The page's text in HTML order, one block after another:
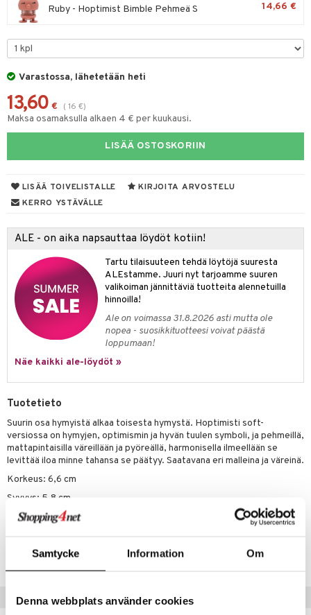
Samtycke Information Om
Denna webbplats använder cookies
Ruby - Hoptimist Bimble Pehmeä S 14,66 €
Varastossa, lähetetään heti
13,60 € ( 16 €)
Maksa osamaksulla alkaen 4 € per kuukausi.
LISÄÄ OSTOSKORIIN
LISÄÄ TOIVELISTALLE
KIRJOITA ARVOSTELU
KERRO YSTÄVÄLLE
ALE - on aika napsauttaa löydöt kotiin!
Tartu tilaisuuteen tehdä löytöjä suuresta
ALEstamme. Juuri nyt tarjoamme suuren
valikoiman jännittäviä tuotteita alennetuilla
hinnoilla!
Ale on voimassa 31.8.2026 asti mutta ole
nopea - suosikkituotteesi voivat päästä
loppumaan!
Näe kaikki ale-löydöt »
Tuotetieto
Suurin osa hymyistä alkaa toisesta hymystä. Hoptimisti soft-
versiossa on hymyjen, optimismin ja hyvän tuulen symboli, ja pehmeillä,
mattapintaisilla väreillään ja pyöreällä, harmonisella ilmeellään se
levittää iloa minne tahansa se päätyy. Saatavana eri malleina ja väreinä.
Korkeus: 6,6 cm
Syvyys: 5,8 cm
ITZ72-1-37
Suositut tuotteet
& Vihannesveitset
& Korit
tekstiilit
tekstiilit
& Peitot
hyönteissuoja
& Lyhdyt